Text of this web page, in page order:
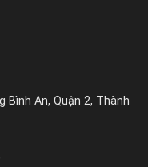
Bình An, Quận 2, Thành